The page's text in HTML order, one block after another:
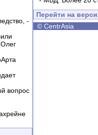
-
вопрос
Перейти на
© CentrAsia